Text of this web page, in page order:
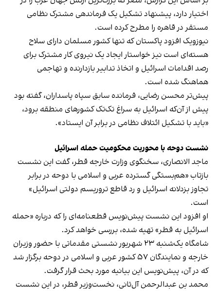
اختیار دارد، پیشنهاد تشکیل یک فرماندهی مشترک نظامی
مستقر در قاهره را مطرح کرده است.
نیوزویک افزود پاکستان که تنها کشور مسلمان دارای سلاح
هسته‌ای است نیز خواستار ایجاد یک نیروی کار مشترک برای
رصد اقدامات اسرائیل و اتخاذ تدابیر بازدارنده و تهاجمی
هماهنگ شده است.
پیش‌تر محسن رضایی، فرمانده سابق سپاه پاسداران، گفته بود
پیش از آن‌که اسرائیل به سراغ تک‌تک کشورهای منطقه برود،
«باید با تشکیل ائتلاف نظامی در برابر آن ایستاد».
نشست دوحه با محوریت محکومیت حمله اسرائیل
ماجد الانصاری، سخنگوی وزارت خارجه قطر، گفت این نشست
بازتاب «هم‌بستگی گسترده عربی و اسلامی با دوحه در برابر
تجاوز بزدلانه اسرائیل و رد قاطع تروریسم دولتی اسرائیل»
است.
او افزود این نشست پیش‌نویس قطعنامه‌ای را که درباره «حمله
اسرائیل به قطر» تهیه شده، بررسی خواهد کرد.
شامگاه یک‌شنبه ۲۳ شهریور نشستی مقدماتی با حضور وزیران
خارجه و نمایندگان ۵۷ کشور عربی و اسلامی در دوحه برگزار شد
که در آن، پیش‌نویس این بیانیه مورد بحث قرار گرفت.
محمد بن عبدالرحمن آل‌ثانی، نخست‌وزیر قطر، در این نشست